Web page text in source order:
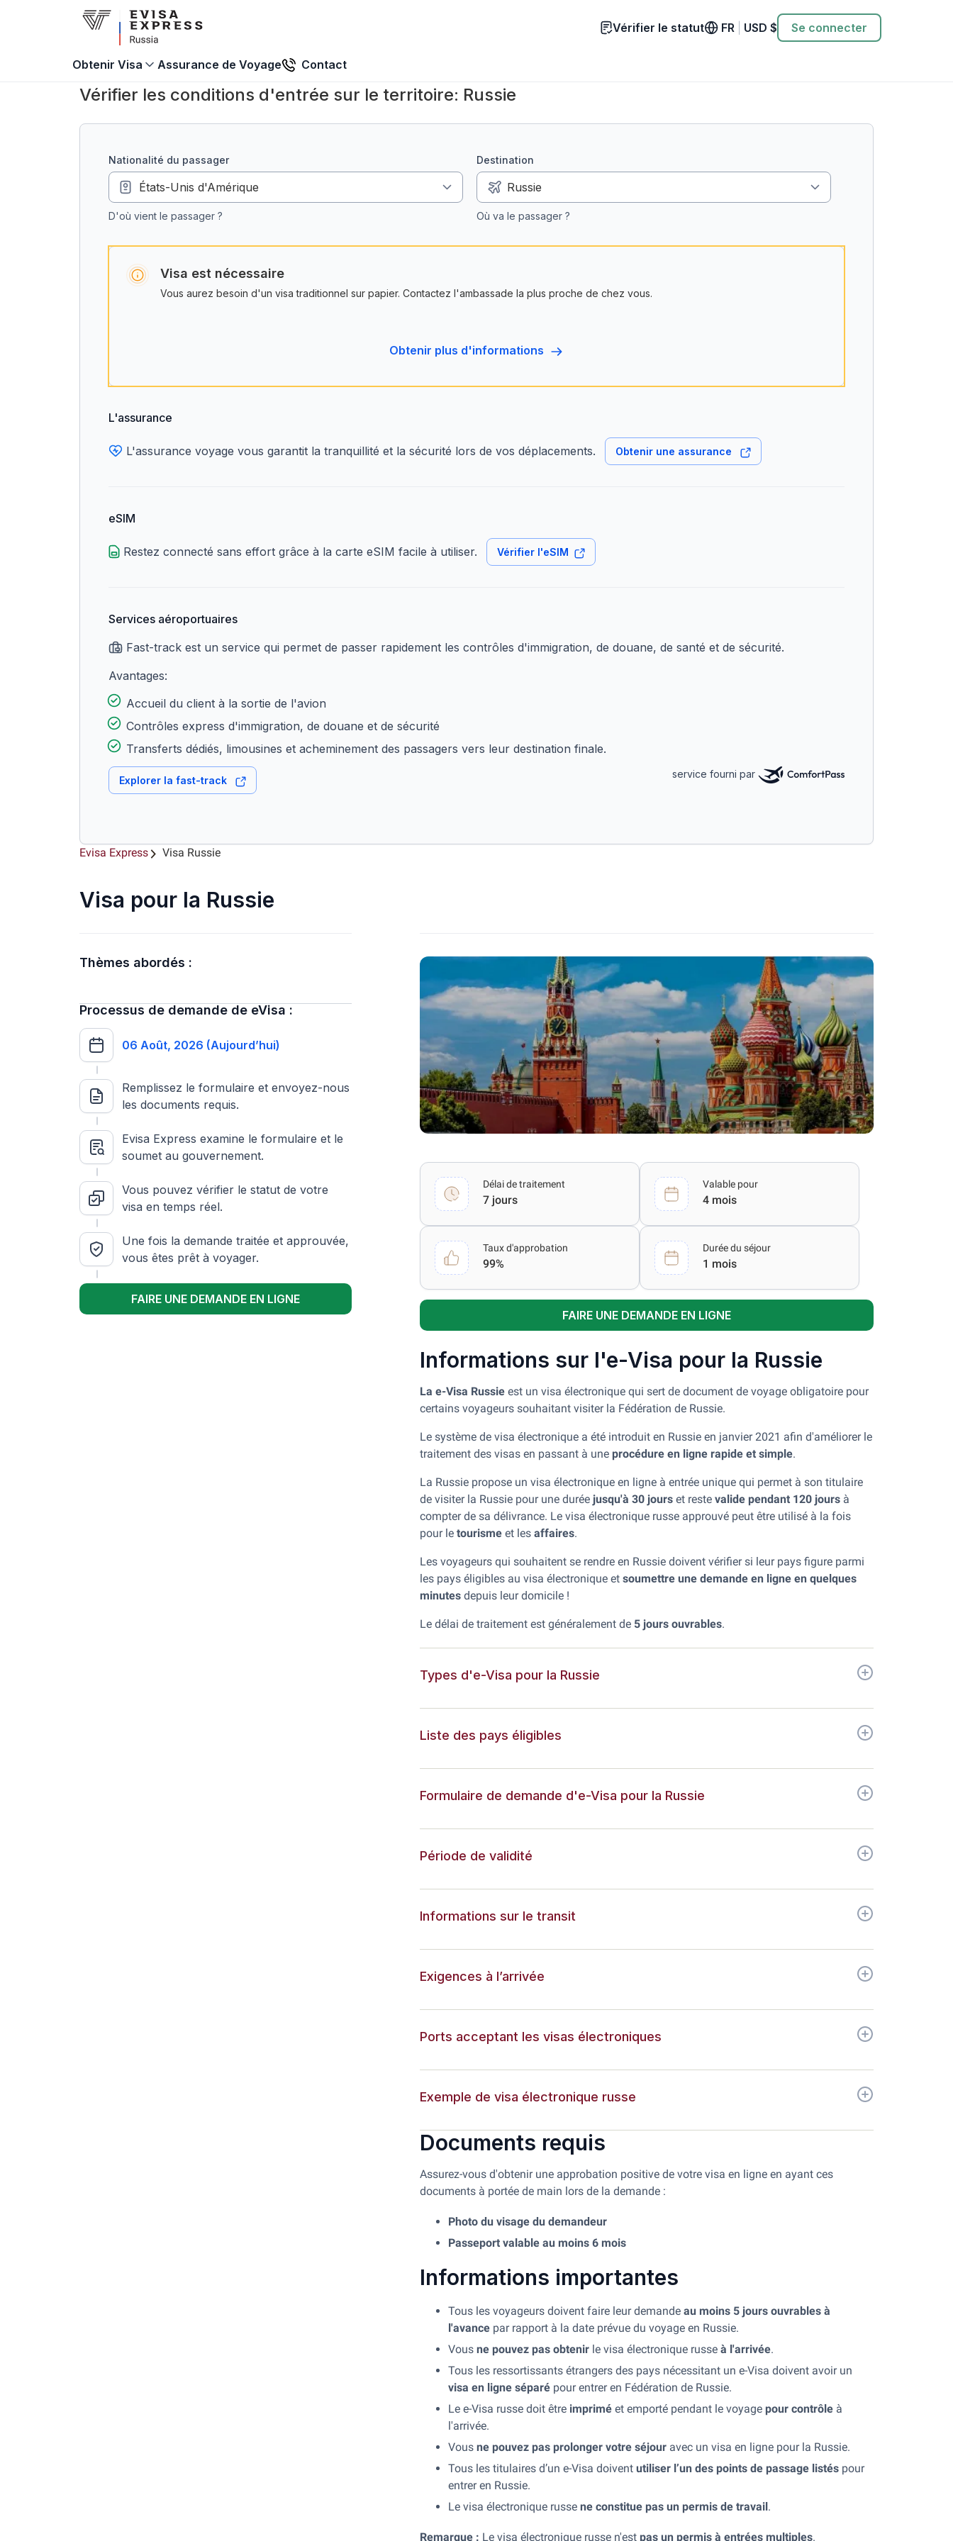
Vérifier le statut FR USD $ Se connecter
Obtenir Visa Assurance de Voyage Contact
Vérifier les conditions d'entrée sur le territoire: Russie
nationalité du passager
D'où vient le passager ?
Destination
Où va le passager ?
Visa est nécessaire
Vous aurez besoin d'un visa traditionnel sur papier. Contactez l'ambassade la plus proche de chez vous.
obtenir plus d'informations
L'assurance
L'assurance voyage vous garantit la tranquillité et la sécurité lors de vos déplacements. Obtenir une assurance
eSIM
Restez connecté sans effort grâce à la carte eSIM facile à utiliser. Vérifier l'eSIM
Services aéroportuaires
Fast-track est un service qui permet de passer rapidement les contrôles d'immigration, de douane, de santé et de sécurité.
Avantages:
Accueil du client à la sortie de l'avion
Contrôles express d'immigration, de douane et de sécurité
Transferts dédiés, limousines et acheminement des passagers vers leur destination finale.
Explorer la fast-track
service fourni par
Evisa Express Visa Russie
Visa pour la Russie
Thèmes abordés :
Processus de demande de eVisa :
06 Août, 2026 (Aujourd’hui)
Remplissez le formulaire et envoyez-nous
les documents requis.
Evisa Express examine le formulaire et le
soumet au gouvernement.
Vous pouvez vérifier le statut de votre
visa en temps réel.
Une fois la demande traitée et approuvée,
vous êtes prêt à voyager.
FAIRE UNE DEMANDE EN LIGNE
Délai de traitement
7 jours
Valable pour
4 mois
Taux d'approbation
99%
Durée du séjour
1 mois
FAIRE UNE DEMANDE EN LIGNE
Informations sur l'e-Visa pour la Russie
La e-Visa Russie est un visa électronique qui sert de document de voyage obligatoire pour
certains voyageurs souhaitant visiter la Fédération de Russie.
Le système de visa électronique a été introduit en Russie en janvier 2021 afin d'améliorer le
traitement des visas en passant à une procédure en ligne rapide et simple.
La Russie propose un visa électronique en ligne à entrée unique qui permet à son titulaire
de visiter la Russie pour une durée jusqu'à 30 jours et reste valide pendant 120 jours à
compter de sa délivrance. Le visa électronique russe approuvé peut être utilisé à la fois
pour le tourisme et les affaires.
Les voyageurs qui souhaitent se rendre en Russie doivent vérifier si leur pays figure parmi
les pays éligibles au visa électronique et soumettre une demande en ligne en quelques
minutes depuis leur domicile !
Le délai de traitement est généralement de 5 jours ouvrables.
Types d'e-Visa pour la Russie
Liste des pays éligibles
Formulaire de demande d'e-Visa pour la Russie
Période de validité
Informations sur le transit
Exigences à l’arrivée
Ports acceptant les visas électroniques
Exemple de visa électronique russe
Documents requis
Assurez-vous d'obtenir une approbation positive de votre visa en ligne en ayant ces
documents à portée de main lors de la demande :
Photo du visage du demandeur
Passeport valable au moins 6 mois
Informations importantes
Tous les voyageurs doivent faire leur demande au moins 5 jours ouvrables à
l'avance par rapport à la date prévue du voyage en Russie.
Vous ne pouvez pas obtenir le visa électronique russe à l'arrivée.
Tous les ressortissants étrangers des pays nécessitant un e-Visa doivent avoir un
visa en ligne séparé pour entrer en Fédération de Russie.
Le e-Visa russe doit être imprimé et emporté pendant le voyage pour contrôle à
l'arrivée.
Vous ne pouvez pas prolonger votre séjour avec un visa en ligne pour la Russie.
Tous les titulaires d’un e-Visa doivent utiliser l’un des points de passage listés pour
entrer en Russie.
Le visa électronique russe ne constitue pas un permis de travail.
Remarque : Le visa électronique russe n'est pas un permis à entrées multiples.